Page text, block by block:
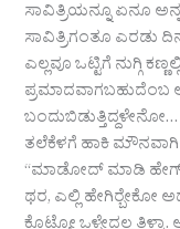
ಸಾವಿತ್ರಿಯನ್ನೂ ಏನೂ
ಸಾವಿತ್ರಿಗಂತೂ ಎರಡು
ಎಲ್ಲವೂ ಒಟ್ಟಿಗೆ ನುಗ್ಗಿ
ತಲೆಕೆಳಗೆ ಹಾಕಿ ಮೌನವಾಗಿ
“ಮಾಡೋದ್ ಮಾಡಿ ಹೇಗ್
ಥರ, ಎಲ್ಲಿ ಹೇಗಿರ‍್ಬೇಕೋ